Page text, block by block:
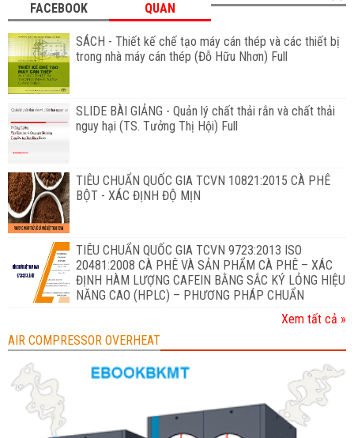
FACEBOOK
QUAN
SÁCH - Thiết kế chế tạo máy cán thép và các thiết bị
trong nhà máy cán thép (Đỗ Hữu Nhơn) Full
SLIDE BÀI GIẢNG - Quản lý chất thải rắn và chất thải
nguy hại (TS. Tưởng Thị Hội) Full
TIÊU CHUẨN QUỐC GIA TCVN 10821:2015 CÀ PHÊ
BỘT - XÁC ĐỊNH ĐỘ MỊN
TIÊU CHUẨN QUỐC GIA TCVN 9723:2013 ISO
20481:2008 CÀ PHÊ VÀ SẢN PHẨM CÀ PHÊ – XÁC
ĐỊNH HÀM LƯỢNG CAFEIN BẰNG SẮC KÝ LỎNG HIỆU
NĂNG CAO (HPLC) – PHƯƠNG PHÁP CHUẨN
Xem tất cả »
AIR COMPRESSOR OVERHEAT